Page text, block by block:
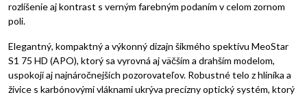
rozlíšenie aj kontrast s verným farebným podaním v celom zornom
poli.
Elegantný, kompaktný a výkonný dizajn šikmého spektívu MeoStar
S1 75 HD (APO), ktorý sa vyrovná aj väčším a drahším modelom,
uspokojí aj najnáročnejších pozorovateľov. Robustné telo z hliníka a
živice s karbónovými vláknami ukrýva precízny optický systém, ktorý